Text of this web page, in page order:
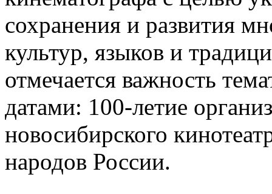
сохранения и развития
культур, языков и
отмечается важность
датами: 100-летие
новосибирского
народов России.